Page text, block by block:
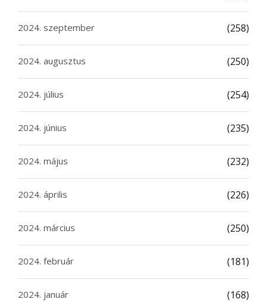
2024. szeptember (258)
2024. augusztus (250)
2024. július (254)
2024. június (235)
2024. május (232)
2024. április (226)
2024. március (250)
2024. február (181)
2024. január (168)